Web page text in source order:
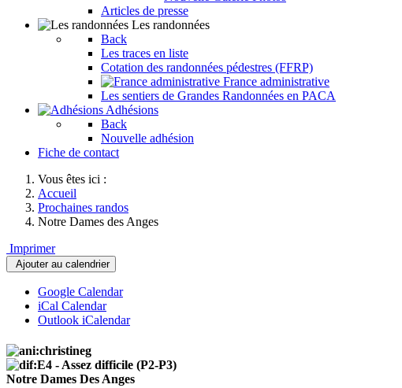
Articles de presse
Les randonnées
Back
Les traces en liste
Cotation des randonnées pédestres (FFRP)
France administrative
Les sentiers de Grandes Randonnées en PACA
Adhésions
Back
Nouvelle adhésion
Fiche de contact
Vous êtes ici :
Accueil
Prochaines randos
Notre Dames des Anges
Imprimer
Ajouter au calendrier
Google Calendar
iCal Calendar
Outlook iCalendar
Notre Dames Des Anges